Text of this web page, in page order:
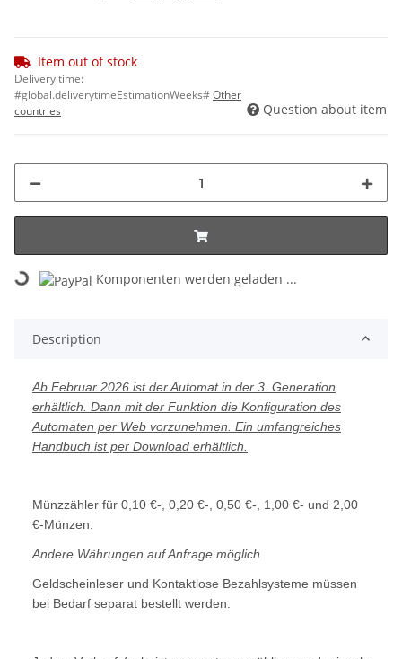
Item out of stock
Delivery time:
#global.deliverytimeEstimationWeeks#Other
countries
Question about item
Loading... Komponenten werden geladen ...
Description
Ab Februar 2026 ist der Automat in der 3. Generation
erhältlich. Dann mit der Funktion die Konfiguration des
Automaten per Web vorzunehmen. Ein umfangreiches
Handbuch ist per Download erhältlich.
Münzzähler für 0,10 €-, 0,20 €-, 0,50 €-, 1,00 €- und 2,00
€-Münzen.
Andere Währungen auf Anfrage möglich
Geldscheinleser und Kontaktlose Bezahlsysteme müssen
bei Bedarf separat bestellt werden.